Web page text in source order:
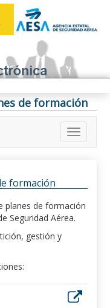
de formación
formación
planes de formación
Seguridad Aérea.
gestión y